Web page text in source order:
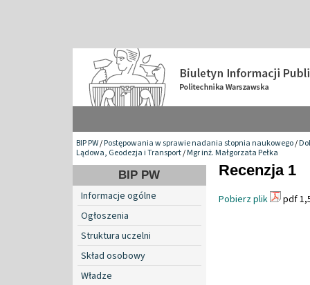
BIP PW/Postępowania w sprawie nadania stopnia naukowego/
Lądowa, Geodezja i Transport/Mgr inż. Małgorzata Pełka
BIP PW
Informacje ogólne
Ogłoszenia
Struktura uczelni
Skład osobowy
Władze
Recenzja 1
Pobierz plik pdf